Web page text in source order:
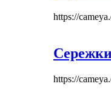
https://
https://